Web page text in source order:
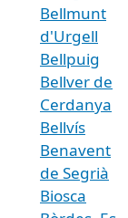
Bellmunt
d'Urgell
Bellpuig
Bellver de
Cerdanya
Bellvís
Benavent
de Segrià
Biosca